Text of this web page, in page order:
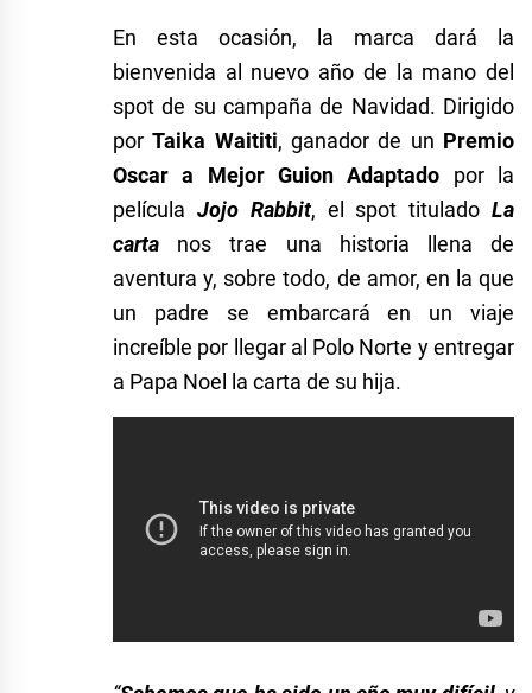
En esta ocasión, la marca dará la
bienvenida al nuevo año de la mano del
spot de su campaña de Navidad. Dirigido
porTaika Waititi, ganador de un Premio
Oscar a Mejor Guion Adaptado por la
película Jojo Rabbit, el spot tituladoLa
carta
nos trae una historia llena de
aventura y, sobre todo, de amor, en la que
un padre se embarcará en un viaje
increíble por llegar al Polo Norte y entregar
a Papa Noel la carta de su hija.